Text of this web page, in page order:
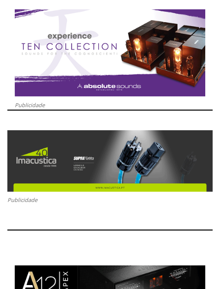
Publicidade
Publicidade